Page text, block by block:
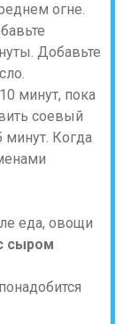
огне.
Добавьте
минут, пока
соевый
минут. Когда
сыром